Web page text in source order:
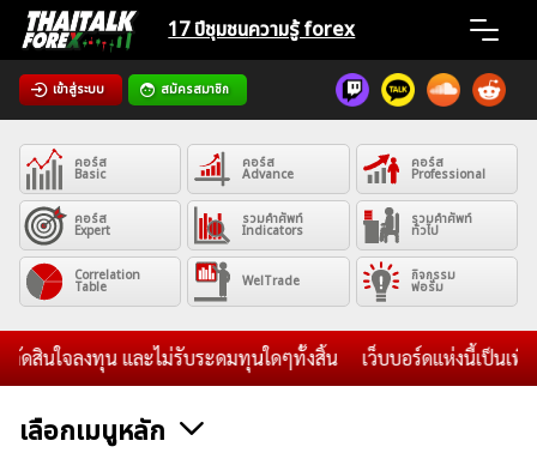
Skip
content
17 ปีชุมชนความรู้ forex
เข้าสู่ระบบ สมัครสมาชิก
Home
News
Articles
VPS Register
คอร์ส
Basic
คอร์ส
Advance
คอร์ส
Professional
คอร์ส
Expert
รวมคำศัพท์
Indicators
รวมคำศัพท์
ทั่วไป
Correlation
Table WelTrade กิจกรรม
ฟอรั่ม
นใจลงทุน และไม่รับระดมทุนใดๆทั้งสิ้น เว็บบอร์ดแห่งนี้เป็นเพียงสื่
เลือกเมนูหลัก